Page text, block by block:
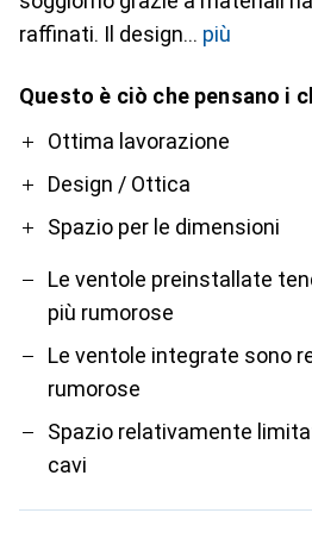
raffinati. Il design
più
Questo è ciò che pensano i
ProOttima lavorazione
Design / Ottica
Spazio per le dimensioni
Contro
Le ventole preinstallate
più rumorose
Le ventole integrate sono
rumorose
Spazio relativamente
cavi